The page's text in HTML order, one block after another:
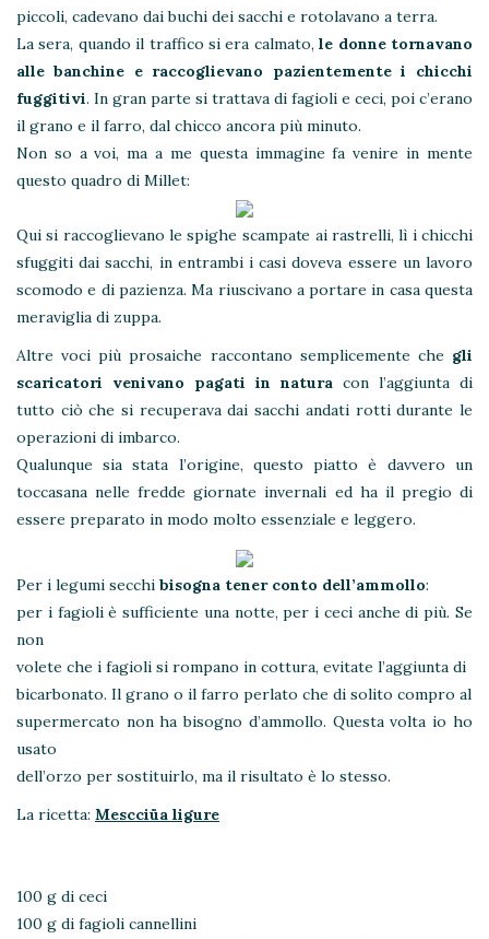
piccoli, cadevano dai buchi dei sacchi e rotolavano a terra.
La sera, quando il traffico si era calmato,le donne tornavano
alle banchine e raccoglievano pazientemente i chicchi
fuggitivi. In gran parte si trattava di fagioli e ceci, poi c’erano
il grano e il farro, dal chicco ancora più minuto.
Non so a voi, ma a me questa immagine fa venire in mente
questo quadro di Millet:
Qui si raccoglievano le spighe scampate ai rastrelli, lì i chicchi
sfuggiti dai sacchi, in entrambi i casi doveva essere un lavoro
scomodo e di pazienza. Ma riuscivano a portare in casa questa
meraviglia di zuppa.
Altre voci più prosaiche raccontano semplicemente che gli
scaricatori venivano pagati in natura con l’aggiunta di
tutto ciò che si recuperava dai sacchi andati rotti durante le
operazioni di imbarco.
Qualunque sia stata l’origine, questo piatto è davvero un
toccasana nelle fredde giornate invernali ed ha il pregio di
essere preparato in modo molto essenziale e leggero.
Per i legumi secchi bisogna tener conto dell’ammollo:
per i fagioli è sufficiente una notte, per i ceci anche di più. Se
non
volete che i fagioli si rompano in cottura, evitate l’aggiunta di
bicarbonato. Il grano o il farro perlato che di solito compro al
supermercato non ha bisogno d’ammollo. Questa volta io ho
usato
dell’orzo per sostituirlo, ma il risultato è lo stesso.
La ricetta: Mescciüa ligure
100 g di ceci
100 g di fagioli cannellini